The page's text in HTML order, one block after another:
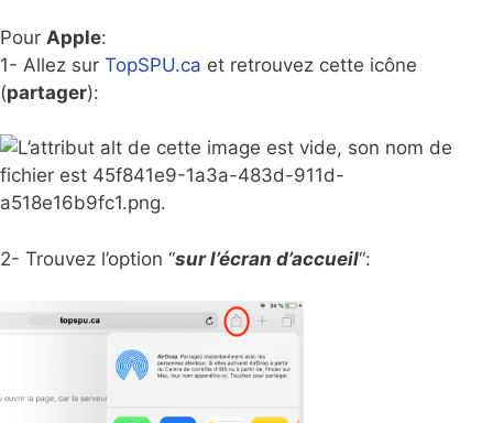
Pour Apple:
1- Allez sur TopSPU.ca et retrouvez cette icône
(partager):
2- Trouvez l’option “sur l’écran d’accueil“: